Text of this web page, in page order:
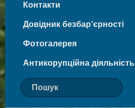
Контакти
Довідник безбар’єрності
Фотогалерея
Антикорупційна діяльність